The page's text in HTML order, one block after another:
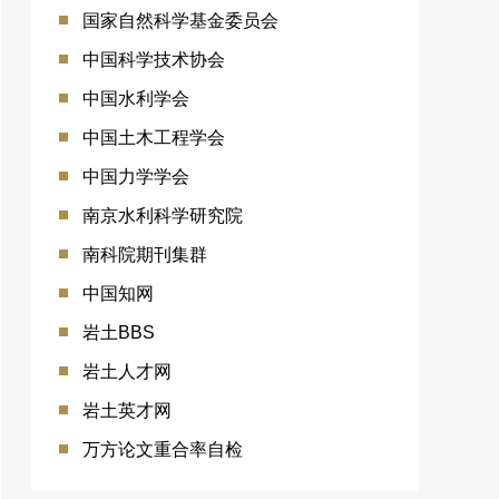
国家自然科学基金委员会
中国科学技术协会
中国水利学会
中国土木工程学会
中国力学学会
南京水利科学研究院
南科院期刊集群
中国知网
岩土BBS
岩土人才网
岩土英才网
万方论文重合率自检